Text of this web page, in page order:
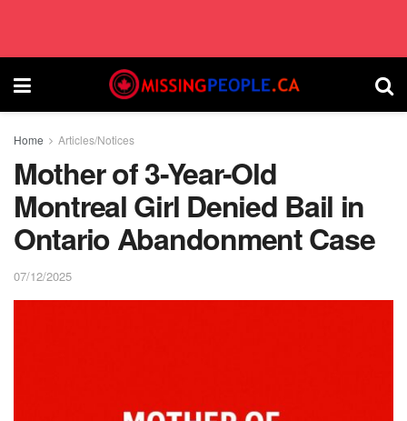
Home Articles/Notices
Mother of 3-Year-Old
Montreal Girl Denied Bail in
Ontario Abandonment Case
07/12/2025